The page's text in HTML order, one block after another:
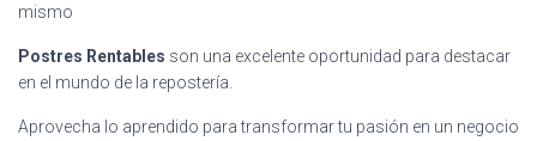
mismo
Postres Rentables son una excelente oportunidad para destacar
en el mundo de la repostería.
Aprovecha lo aprendido para transformar tu pasión en un negocio